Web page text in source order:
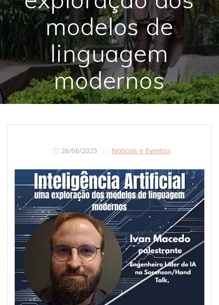
modelos de
linguagem
modernos
26/06/2025 Notícias e Eventos